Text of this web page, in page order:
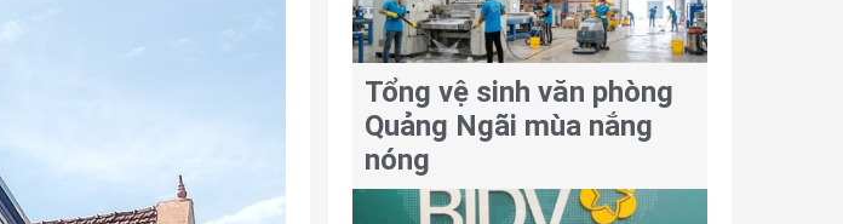
Tổng vệ sinh văn phòng
Quảng Ngãi mùa nắng
nóng